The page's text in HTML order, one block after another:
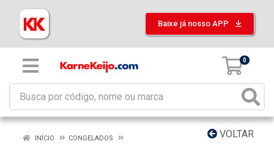
Baixe já nosso APP
0
VOLTAR
INÍCIO
CONGELADOS